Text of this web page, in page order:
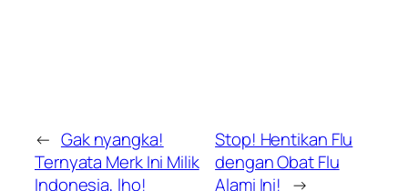
← Gak nyangka!
Ternyata Merk Ini Milik
Indonesia, lho!
Stop! Hentikan Flu
dengan Obat Flu
Alami Ini! →